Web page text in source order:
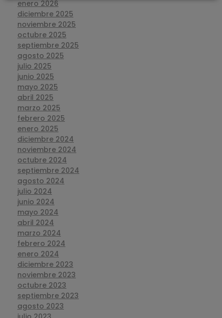
enero 2026
diciembre 2025
noviembre 2025
octubre 2025
septiembre 2025
agosto 2025
julio 2025
junio 2025
mayo 2025
abril 2025
marzo 2025
febrero 2025
enero 2025
diciembre 2024
noviembre 2024
octubre 2024
septiembre 2024
agosto 2024
julio 2024
junio 2024
mayo 2024
abril 2024
marzo 2024
febrero 2024
enero 2024
diciembre 2023
noviembre 2023
octubre 2023
septiembre 2023
agosto 2023